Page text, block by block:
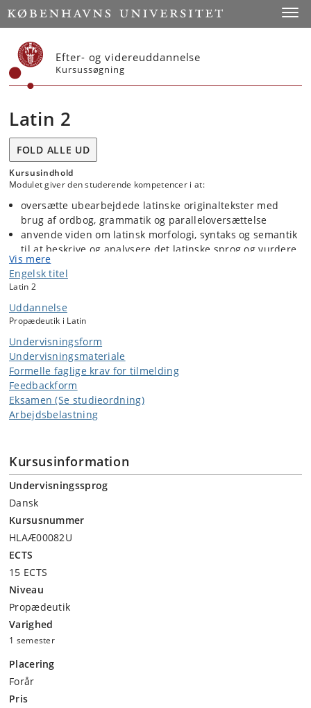
Start
Efter- og videreuddannelse
Kursussøgning
Latin 2
FOLD ALLE UD
Kursusindhold
Modulet giver den studerende kompetencer i at:
oversætte ubearbejdede latinske originaltekster med
brug af ordbog, grammatik og paralleloversættelse
anvende viden om latinsk morfologi, syntaks og semantik
til at beskrive og analysere det latinske sprog og vurdere
oversættelser
udnytte sin viden om det latinske sprog til at genkende
og forklare fremmedord og videnskabelige fagbegreber i
øvrigt
indsætte latinske tekster i deres historiske og kulturelle
kontekst.
Vis mere
Engelsk titel
Latin 2
Uddannelse
Propædeutik i Latin
Undervisningsform
Undervisningsmateriale
Formelle faglige krav for tilmelding
Feedbackform
Eksamen (Se studieordning)
Arbejdsbelastning
Kursusinformation
Undervisningssprog
Dansk
Kursusnummer
HLAÆ00082U
ECTS
15 ECTS
Niveau
Propædeutik
Varighed
1 semester
Placering
Forår
Pris